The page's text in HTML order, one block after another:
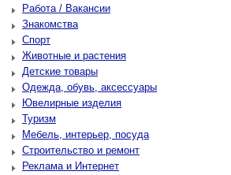
Работа / Вакансии
Знакомства
Спорт
Животные и растения
Детские товары
Одежда, обувь, аксессуары
Ювелирные изделия
Туризм
Мебель, интерьер, посуда
Строительство и ремонт
Реклама и Интернет